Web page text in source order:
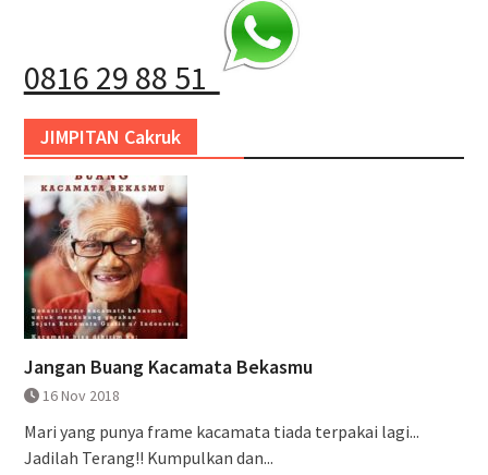
0816 29 88 51
JIMPITAN Cakruk
Jangan Buang Kacamata Bekasmu
16 Nov 2018
Mari yang punya frame kacamata tiada terpakai lagi...
Jadilah Terang!! Kumpulkan dan...